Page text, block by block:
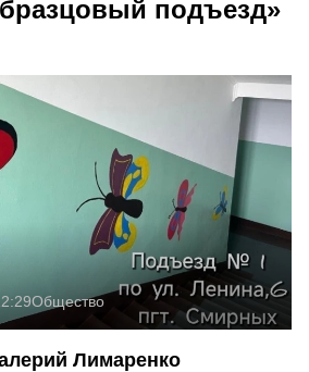
подъезд»
Общество
Лимаренко